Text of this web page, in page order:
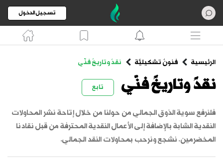
تسجيل الدخول
الرئيسية فنونٌ تشكيليَّة نقدٌ وتاريخٌ فنّي
نقدٌ وتاريخٌ فنّي تابع
فلنرفع سوية الذوق الجمالي من حولنا من خلال إتاحة نشر المحاولات
النقدية الشابة بالإضافة إلى الأعمال النقدية المحترفة من قبل نقادنا
المخضرمين. نشجع ونرحب بمحاولات النقد الجمالي.